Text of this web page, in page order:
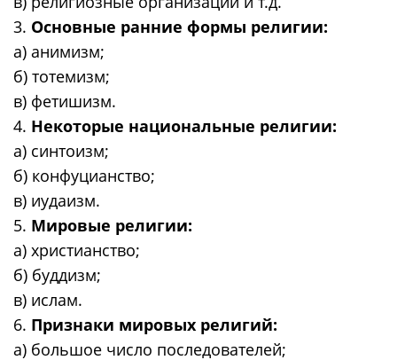
3. Основные ранние формы религии:
а) анимизм;
б) тотемизм;
в) фетишизм.
4. Некоторые национальные религии:
а) синтоизм;
б) конфуцианство;
в) иудаизм.
5. Мировые религии:
а) христианство;
б) буддизм;
в) ислам.
6. Признаки мировых религий:
а) большое число последователей;